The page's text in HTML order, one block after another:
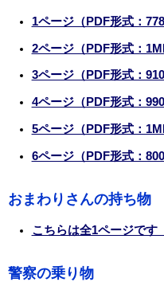
1ページ（PDF形式：
2ページ（PDF形式：
3ページ（PDF形式：
4ページ（PDF形式：
5ページ（PDF形式：
6ページ（PDF形式：
おまわりさんの持ち物
こちらは全1ページです
警察の乗り物